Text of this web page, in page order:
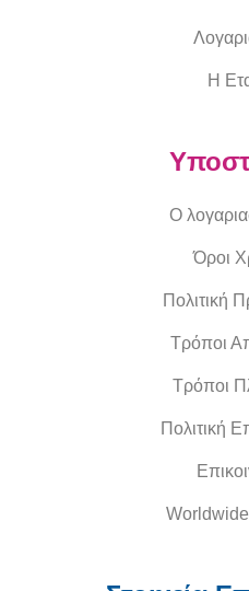
Η
Ο
Όροι
Πολιτική
Τρόποι
Τρόποι
Πολιτική